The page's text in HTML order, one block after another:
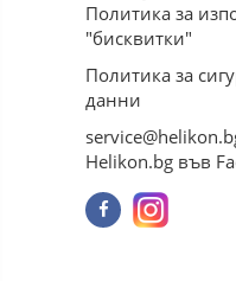
Политика за
"бисквитки"
Политика за
данни
Helikon.bg във